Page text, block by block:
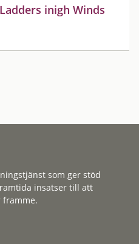
inigh Winds
som ger stöd
insatser till att
framme.